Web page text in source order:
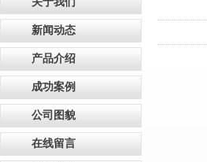
新闻动态
产品介绍
成功案例
公司图貌
在线留言